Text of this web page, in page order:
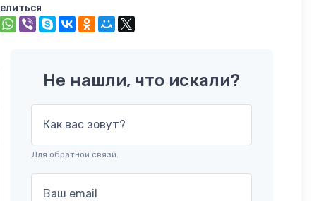
Не нашли, что искали?
Как вас зовут?
Для обратной связи.
Ваш email